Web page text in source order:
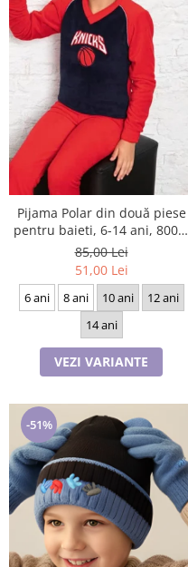
Pijama Polar din două piese
pentru baieti, 6-14 ani, 8007,
culoare bleomarin si rosu
85,00 Lei
51,00 Lei
6 ani 8 ani 10 ani
12 ani
14 ani
VEZI VARIANTE
-51%